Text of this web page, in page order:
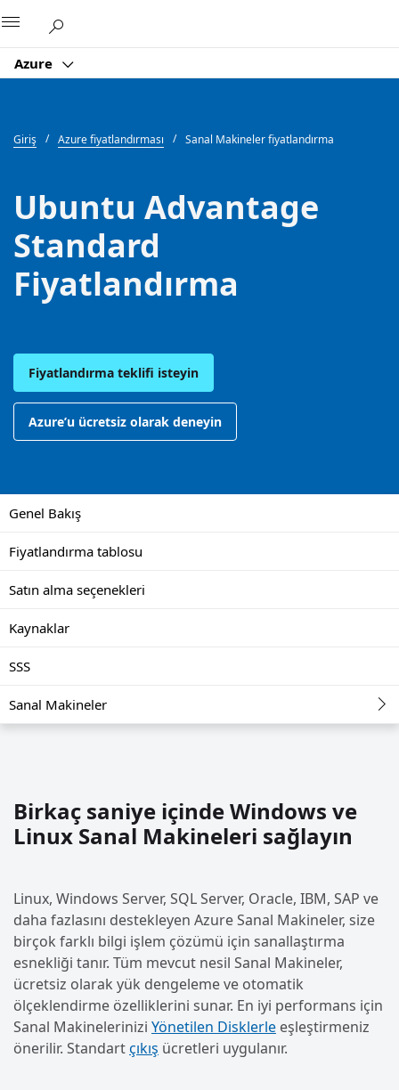
Azure
Giriş Azure fiyatlandırması Sanal Makineler fiyatlandırma
Ubuntu Advantage
Standard
Fiyatlandırma
Fiyatlandırma teklifi isteyin
Azure’u ücretsiz olarak deneyin
Genel Bakış
Fiyatlandırma tablosu
Satın alma seçenekleri
Kaynaklar
SSS
Sanal Makineler
Birkaç saniye içinde Windows ve
Linux Sanal Makineleri sağlayın
Linux, Windows Server, SQL Server, Oracle, IBM, SAP ve
daha fazlasını destekleyen Azure Sanal Makineler, size
birçok farklı bilgi işlem çözümü için sanallaştırma
esnekliği tanır. Tüm mevcut nesil Sanal Makineler,
ücretsiz olarak yük dengeleme ve otomatik
ölçeklendirme özelliklerini sunar. En iyi performans için
Sanal Makinelerinizi Yönetilen Disklerle eşleştirmeniz
önerilir. Standartçıkış ücretleri uygulanır.